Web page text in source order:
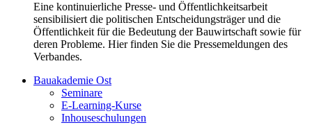
Eine kontinuierliche Presse- und Öffentlichkeitsarbeit
sensibilisiert die politischen Entscheidungsträger und die
Öffentlichkeit für die Bedeutung der Bauwirtschaft sowie für
deren Probleme. Hier finden Sie die Pressemeldungen des
Verbandes.
Bauakademie Ost
Seminare
E-Learning-Kurse
Inhouseschulungen